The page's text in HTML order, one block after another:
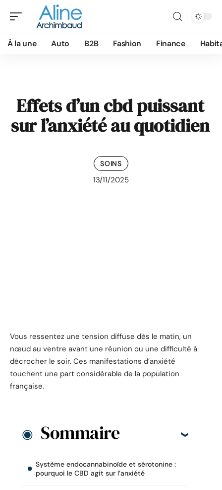
À la une Auto B2B Fashion Finance
Effets d’un cbd puissant
sur l’anxiété au quotidien
SOINS
13/11/2025
Vous ressentez une tension diffuse dès le matin, un
nœud au ventre avant une réunion ou une difficulté à
décrocher le soir. Ces manifestations d’anxiété
touchent une part considérable de la population
française.
Sommaire
Système endocannabinoïde et sérotonine :
pourquoi le CBD agit sur l’anxiété